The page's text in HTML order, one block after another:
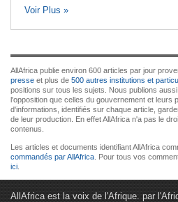
Voir Plus »
AllAfrica publie environ 600 articles par jour
presse et plus de 500 autres institutions et
positions sur tous les sujets. Nous publions
l'opposition que celles du gouvernement et leurs
d'informations, identifiés sur chaque article,
de leur production. En effet AllAfrica n'a pas le
contenus.
Les articles et documents identifiant AllAfrica
commandés par AllAfrica . Pour tous vos
ici
AllAfrica est la voix de l'Afrique. par